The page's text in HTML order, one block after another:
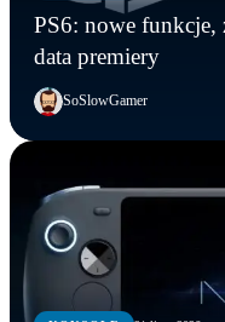
PS6: nowe
data premiery
SoSlowGamer